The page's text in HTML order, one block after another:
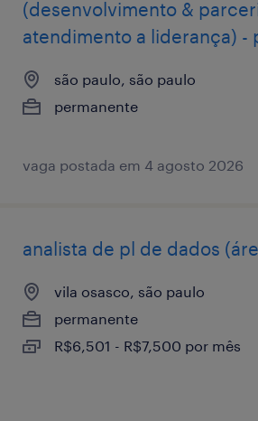
(desenvolvimento &
atendimento a liderança) -
são paulo, são paulo
permanente
vaga postada em 4 agosto 2026
analista de pl de dados
vila osasco, são paulo
permanente
R$6,501 - R$7,500 por mês